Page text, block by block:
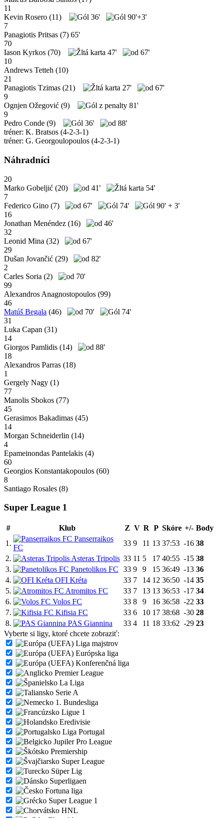
11
Kevin Rosero (11) 36'
90'+3'
7
Panagiotis Pritsas (7) 65'
70
Iason Kyrkos (70) 47'
67'
10
Andrews Tetteh (10)
21
Panagiotis Tzimas (21) 27'
67'
9
Ognjen Ožegović (9)
81'
9
Pedro Conde (9) 36'
88'
tréner: K. Bratsos (4-2-3-1)
tréner: G. Georgoulopoulos (4-2-3-1)
Náhradníci
20
Marko Gobeljić (20) 41'
54'
7
Federico Gino (7) 67' 74'
90' + 3'
16
Jonathan Menéndez (16)
46'
32
Leonid Mina (32)
67'
29
Dušan Jovančić (29)
82'
2
Carles Soria (2)
70'
99
Alexandros Anagnostopoulos (99)
46
Matúš Begala (46) 70'
74'
31
Luka Capan (31)
14
Giorgos Pamlidis (14)
88'
18
Alexandros Parras (18)
1
Gergely Nagy (1)
77
Manolis Sbokos (77)
45
Gerasimos Bakadimas (45)
14
Morgan Schneiderlin (14)
4
Epameinondas Pantelakis (4)
60
Georgios Konstantakopoulos (60)
8
Santiago Rosales (8)
Super League 1
# Klub Z V R P Skóre +/- Body
1.
Panserraikos
FC
33 9 11 13 37:53 -16 38
2.
Asteras Tripolis 33 11 5 17 40:55 -15 38
3.
Panetolikos FC 33 9 9 15 36:49 -13 36
4.
OFI Kréta 33 7 14 12 36:50 -14 35
5.
Atromitos FC 33 7 13 13 36:53 -17 34
6.
Volos FC 33 8 9 16 36:58 -22 33
7.
Kifisia FC 33 6 10 17 38:68 -30 28
8.
PAS Giannina 33 4 11 18 33:62 -29 23
Vyberte si ligy, ktoré chcete zobraziť:
Liga majstrov
Európska liga
Konferenčná liga
Premier League
La Liga
Serie A
1. Bundesliga
Ligue 1
Eredivisie
Liga Portugal
Jupiler Pro League
Premiership
Super League
Süper Lig
Superligaen
Fortuna liga
Super League 1
HNL